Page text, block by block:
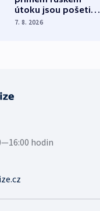
útoku jsou pošetilé,
míní estonský
7. 8. 2026
hodin